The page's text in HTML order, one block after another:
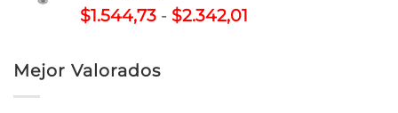
$1.544,73 - $2.342,01
Mejor Valorados